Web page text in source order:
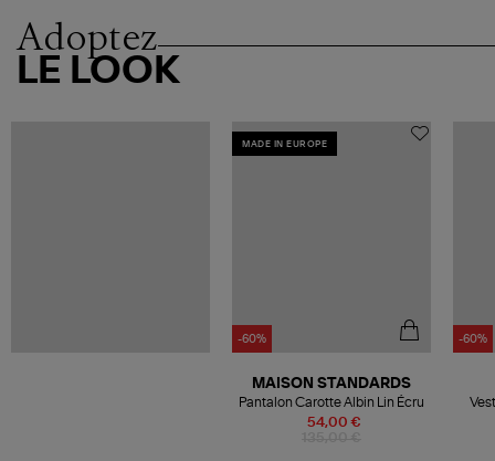
Adoptez
LE LOOK
MADE IN EUROPE
-60%
54,00 €
MAISON STANDARDS
Pantalon Carotte Albin Lin Écru
-60%